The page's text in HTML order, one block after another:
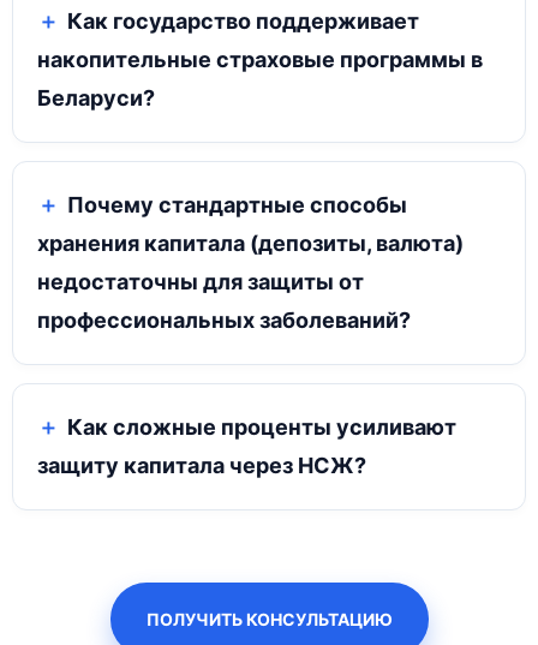
Как государство поддерживает
накопительные страховые программы в
Беларуси?
Почему стандартные способы
хранения капитала (депозиты, валюта)
недостаточны для защиты от
профессиональных заболеваний?
Как сложные проценты усиливают
защиту капитала через НСЖ?
ПОЛУЧИТЬ КОНСУЛЬТАЦИЮ